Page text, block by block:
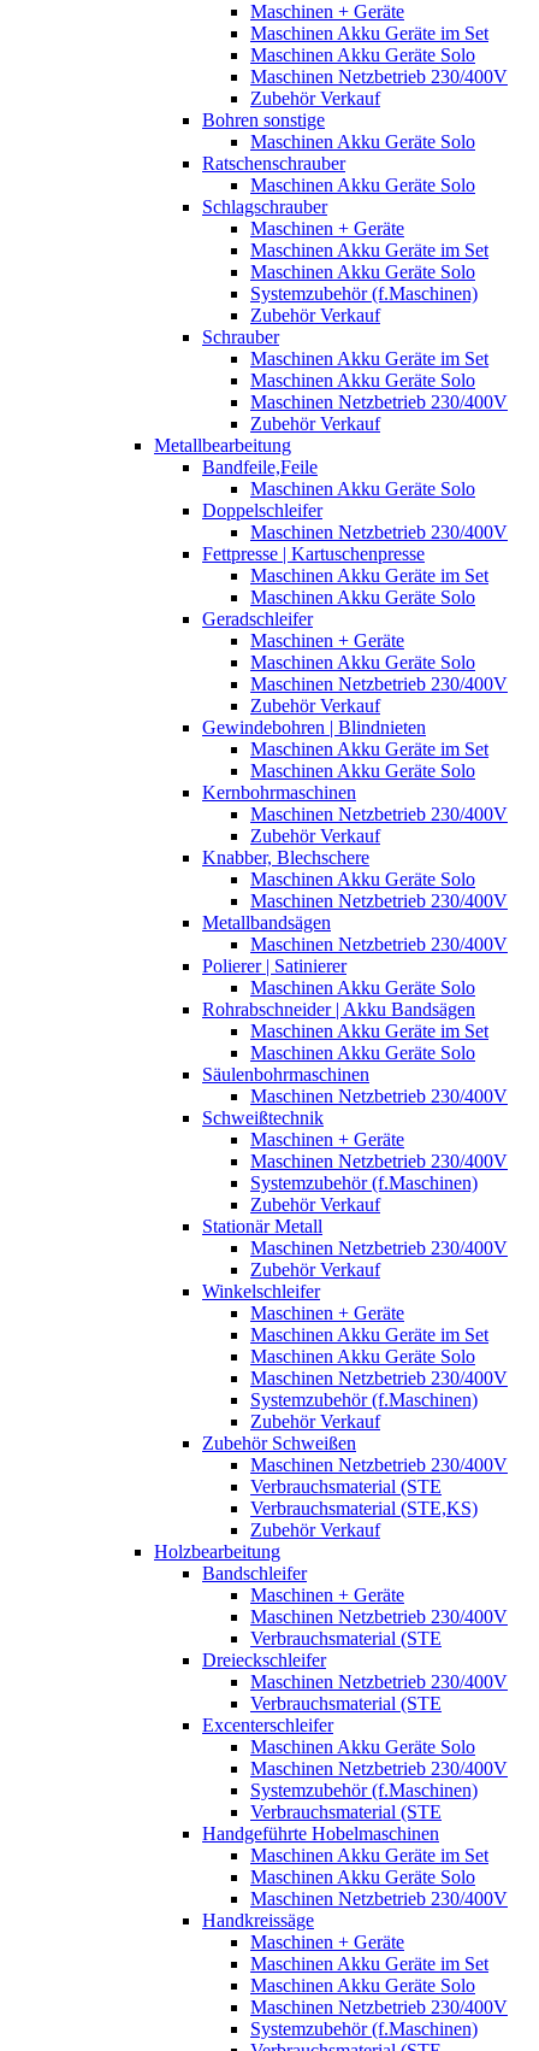
Maschinen + Geräte
Maschinen Akku Geräte im Set
Maschinen Akku Geräte Solo
Maschinen Netzbetrieb 230/400V
Zubehör Verkauf
Bohren sonstige
Maschinen Akku Geräte Solo
Ratschenschrauber
Maschinen Akku Geräte Solo
Schlagschrauber
Maschinen + Geräte
Maschinen Akku Geräte im Set
Maschinen Akku Geräte Solo
Systemzubehör (f.Maschinen)
Zubehör Verkauf
Schrauber
Maschinen Akku Geräte im Set
Maschinen Akku Geräte Solo
Maschinen Netzbetrieb 230/400V
Zubehör Verkauf
Metallbearbeitung
Bandfeile,Feile
Maschinen Akku Geräte Solo
Doppelschleifer
Maschinen Netzbetrieb 230/400V
Fettpresse | Kartuschenpresse
Maschinen Akku Geräte im Set
Maschinen Akku Geräte Solo
Geradschleifer
Maschinen + Geräte
Maschinen Akku Geräte Solo
Maschinen Netzbetrieb 230/400V
Zubehör Verkauf
Gewindebohren | Blindnieten
Maschinen Akku Geräte im Set
Maschinen Akku Geräte Solo
Kernbohrmaschinen
Maschinen Netzbetrieb 230/400V
Zubehör Verkauf
Knabber, Blechschere
Maschinen Akku Geräte Solo
Maschinen Netzbetrieb 230/400V
Metallbandsägen
Maschinen Netzbetrieb 230/400V
Polierer | Satinierer
Maschinen Akku Geräte Solo
Rohrabschneider | Akku Bandsägen
Maschinen Akku Geräte im Set
Maschinen Akku Geräte Solo
Säulenbohrmaschinen
Maschinen Netzbetrieb 230/400V
Schweißtechnik
Maschinen + Geräte
Maschinen Netzbetrieb 230/400V
Systemzubehör (f.Maschinen)
Zubehör Verkauf
Stationär Metall
Maschinen Netzbetrieb 230/400V
Zubehör Verkauf
Winkelschleifer
Maschinen + Geräte
Maschinen Akku Geräte im Set
Maschinen Akku Geräte Solo
Maschinen Netzbetrieb 230/400V
Systemzubehör (f.Maschinen)
Zubehör Verkauf
Zubehör Schweißen
Maschinen Netzbetrieb 230/400V
Verbrauchsmaterial (STE
Verbrauchsmaterial (STE,KS)
Zubehör Verkauf
Holzbearbeitung
Bandschleifer
Maschinen + Geräte
Maschinen Netzbetrieb 230/400V
Verbrauchsmaterial (STE
Dreieckschleifer
Maschinen Netzbetrieb 230/400V
Verbrauchsmaterial (STE
Excenterschleifer
Maschinen Akku Geräte Solo
Maschinen Netzbetrieb 230/400V
Systemzubehör (f.Maschinen)
Verbrauchsmaterial (STE
Handgeführte Hobelmaschinen
Maschinen Akku Geräte im Set
Maschinen Akku Geräte Solo
Maschinen Netzbetrieb 230/400V
Handkreissäge
Maschinen + Geräte
Maschinen Akku Geräte im Set
Maschinen Akku Geräte Solo
Maschinen Netzbetrieb 230/400V
Systemzubehör (f.Maschinen)